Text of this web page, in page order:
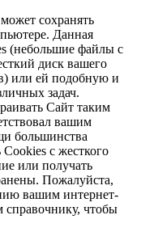
сохранять
Данная
(небольшие файлы с
диск вашего
или ей подобную и
задач.
Сайт таким
вашим
большинства
с жесткого
или получать
Пожалуйста,
вашим интернет-
справочнику, чтобы